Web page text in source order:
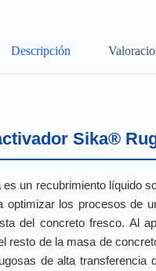
Descripción
Sika®
es un recubrimiento líquido
los procesos
del concreto fresco. Al
resto de la masa de
de alta